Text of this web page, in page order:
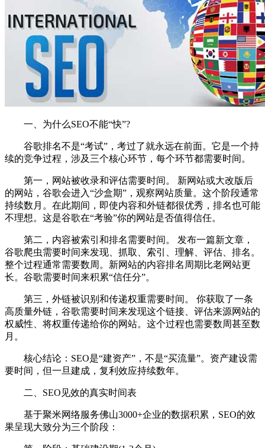
一、为什么SEO不能“快”?
谷歌排名不是“考试”，考过了就永远在前面。它是一个持
续的竞争过程，涉及三个核心环节，每个环节都需要时间。
第一，网站被收录和评估需要时间。 新网站或大改版后
的网站，谷歌会进入“沙盒期”，观察网站质量。这个阶段通常
持续数月。在此期间，即使内容和外链都很优秀，排名也可能
不理想。这是谷歌在“考验”你的网站是否值得信任。
第二，内容被索引和排名需要时间。 发布一篇新文章，
谷歌爬虫需要时间来发现、抓取、索引、理解、评估、排名。
整个过程通常需要数周。新网站的内容排名周期比老网站更
长。谷歌需要时间来积累“信任分”。
第三，外链被识别和传递权重需要时间。 你获取了一条
高质量外链，谷歌需要时间来发现这个链接、评估来源网站的
权威性、将权重传递给你的网站。这个过程也需要数周甚至数
月。
核心结论：SEO是“建资产”，不是“买流量”。资产建设需
要时间，但一旦建成，复利效应持续数年。
二、SEO见效的真实时间表
基于聚米网络服务佛山3000+企业的数据积累，SEO的效
果呈现大致分为三个阶段：